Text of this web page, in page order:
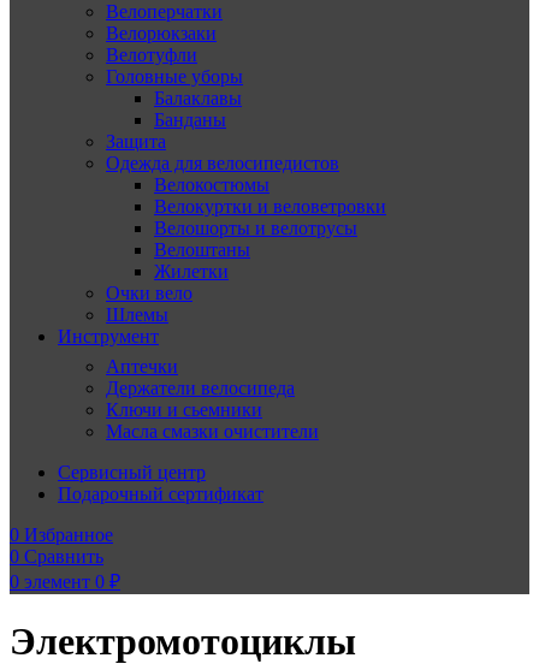
Велоперчатки
Велорюкзаки
Велотуфли
Головные уборы
Балаклавы
Банданы
Защита
Одежда для велосипедистов
Велокостюмы
Велокуртки и веловетровки
Велошорты и велотрусы
Велоштаны
Жилетки
Очки вело
Шлемы
Инструмент
Аптечки
Держатели велосипеда
Ключи и сьемники
Масла смазки очистители
Сервисный центр
Подарочный сертификат
0 Избранное
0 Сравнить
0 элемент 0 ₽
Электромотоциклы